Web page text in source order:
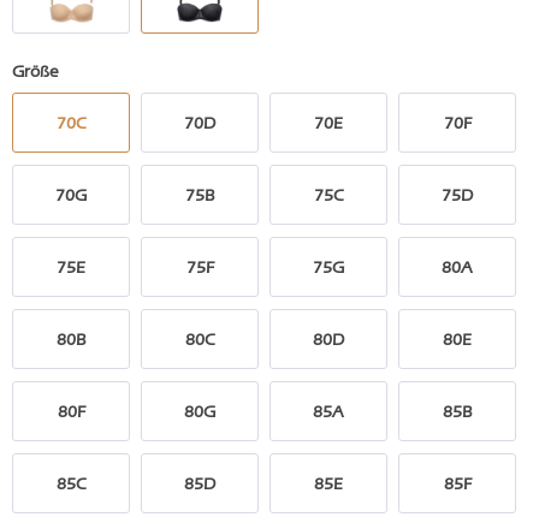
Größe
70C 70D 70E 70F
70G 75B 75C 75D
75E 75F 75G 80A
80B 80C 80D 80E
80F 80G 85A 85B
85C 85D 85E 85F